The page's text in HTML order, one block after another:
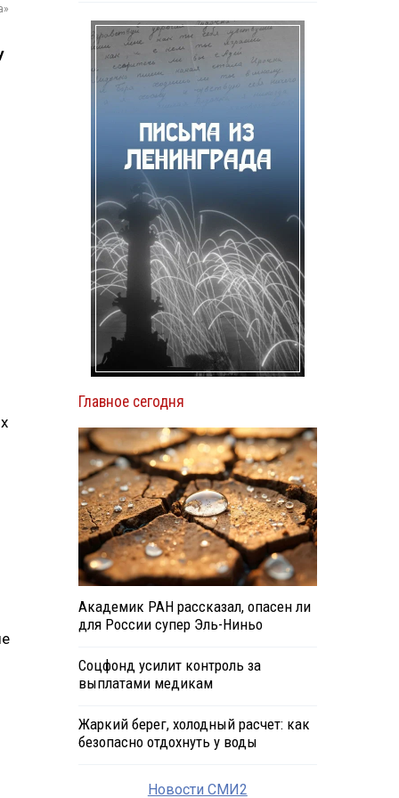
Главное сегодня
Академик РАН рассказал, опасен ли
для России супер Эль-Ниньо
Соцфонд усилит контроль за
выплатами медикам
Жаркий берег, холодный расчет: как
безопасно отдохнуть у воды
Новости СМИ2